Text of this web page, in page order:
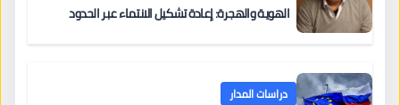
الهوية والهجرة: إعادة تشكيل الانتماء عبر الحدود
دراسات المدار